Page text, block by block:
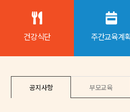
건강식단 주간교육계
공지사항 부모교육